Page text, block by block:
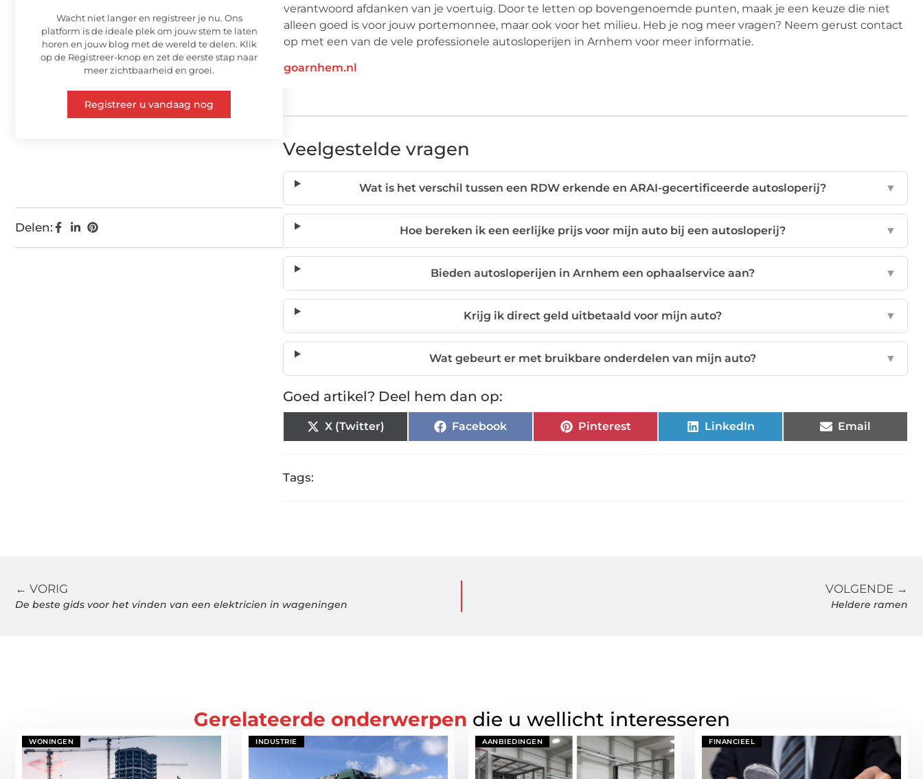
Wacht niet langer en registreer je nu. Ons
platform is de ideale plek om jouw stem te laten
horen en jouw blog met de wereld te delen. Klik
op de Registreer-knop en zet de eerste stap naar
meer zichtbaarheid en groei.
Registreer u vandaag nog
Delen:
verantwoord afdanken van je voertuig. Door te letten op bovengenoemde punten, maak je een keuze die niet
alleen goed is voor jouw portemonnee, maar ook voor het milieu. Heb je nog meer vragen? Neem gerust contact
op met een van de vele professionele autosloperijen in Arnhem voor meer informatie.
goarnhem.nl
Veelgestelde vragen
Wat is het verschil tussen een RDW erkende en ARAI-gecertificeerde autosloperij? ▼
Hoe bereken ik een eerlijke prijs voor mijn auto bij een autosloperij? ▼
Bieden autosloperijen in Arnhem een ophaalservice aan? ▼
Krijg ik direct geld uitbetaald voor mijn auto? ▼
Wat gebeurt er met bruikbare onderdelen van mijn auto? ▼
Goed artikel? Deel hem dan op:
X (Twitter) Facebook Pinterest LinkedIn Email
Tags:
← VORIG
De beste gids voor het vinden van een elektricien in wageningen
VOLGENDE →
Heldere ramen
Gerelateerde onderwerpen die u wellicht interesseren
WONINGEN INDUSTRIE AANBIEDINGEN FINANCIEEL